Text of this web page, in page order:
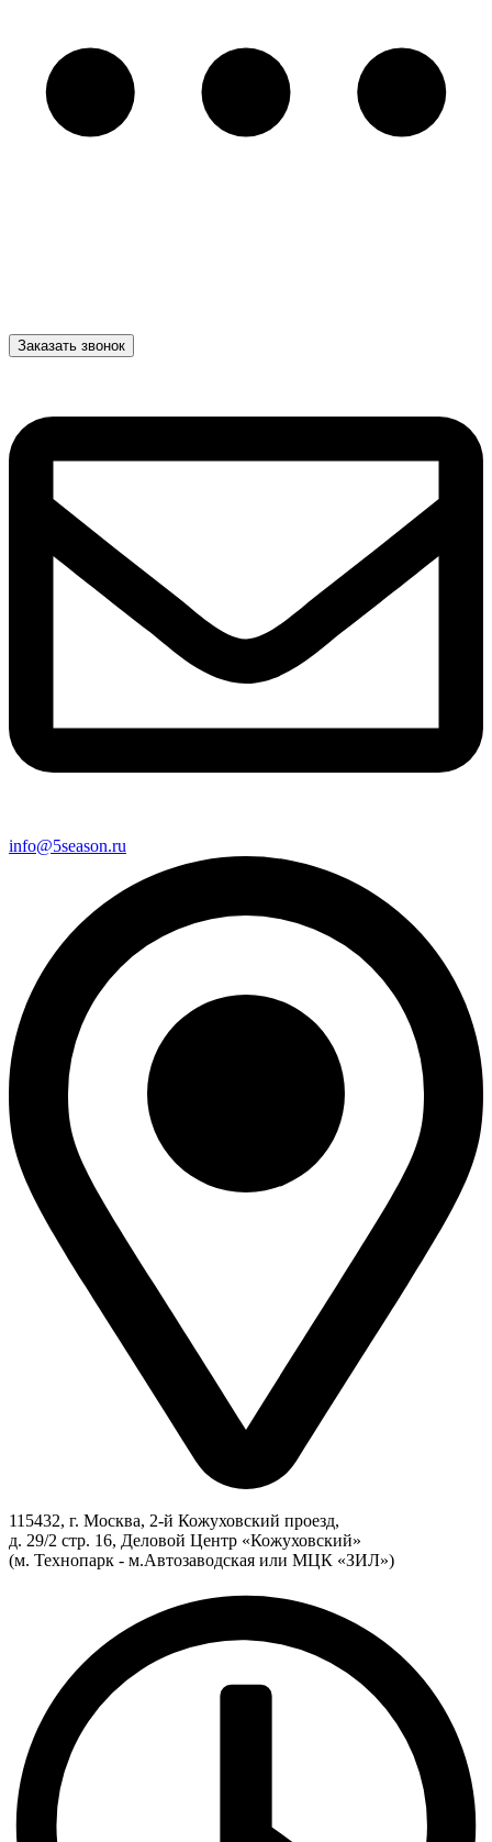
Заказать звонок
info@5season.ru
115432, г. Москва, 2-й Кожуховский проезд,
д. 29/2 стр. 16, Деловой Центр «Кожуховский»
(м. Технопарк - м.Автозаводская или МЦК «ЗИЛ»)